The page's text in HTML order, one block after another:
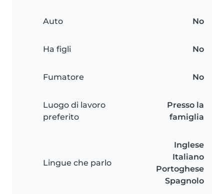
Auto No
Ha figli No
Fumatore No
Luogo di lavoro
preferito
Presso la
famiglia
Lingue che parlo
Inglese
Italiano
Portoghese
Spagnolo